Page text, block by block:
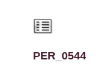
PER_0544